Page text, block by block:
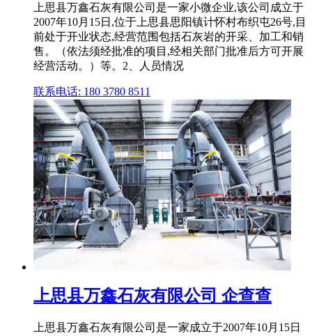
上思县万鑫石灰有限公司是一家小微企业,该公司成立于
2007年10月15日,位于上思县思阳镇计怀村布织屯26号,目
前处于开业状态,经营范围包括石灰岩的开采、加工和销
售。（依法须经批准的项目,经相关部门批准后方可开展
经营活动。）等。2、人员情况
联系电话: 180 3780 8511
上思县万鑫石灰有限公司 企查查
上思县万鑫石灰有限公司是⼀家成⽴于2007年10月15日